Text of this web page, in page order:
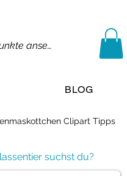
Punkte ansehen
BLOG
Clipart Tipps
suchst du?